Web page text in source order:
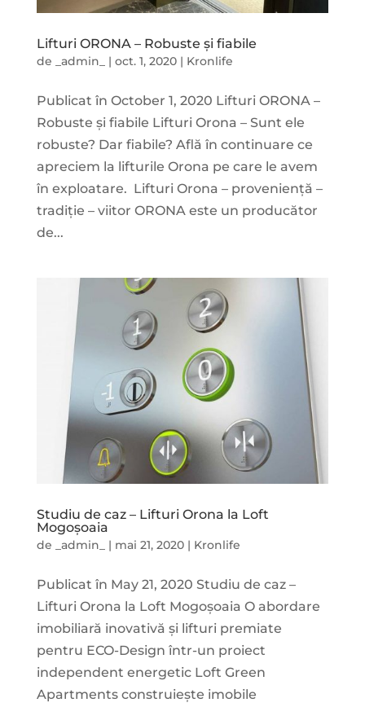
Lifturi ORONA – Robuste și fiabile
de _admin_ | oct. 1, 2020| Kronlife
Publicat în October 1, 2020 Lifturi ORONA –
Robuste și fiabile Lifturi Orona – Sunt ele
robuste? Dar fiabile? Află în continuare ce
apreciem la lifturile Orona pe care le avem
în exploatare. Lifturi Orona – proveniență –
tradiție – viitor ORONA este un producător
de...
Studiu de caz – Lifturi Orona la Loft
Mogoșoaia
de _admin_ | mai 21, 2020| Kronlife
Publicat în May 21, 2020 Studiu de caz –
Lifturi Orona la Loft Mogoșoaia O abordare
imobiliară inovativă și lifturi premiate
pentru ECO-Design într-un proiect
independent energetic Loft Green
Apartments construiește imobile